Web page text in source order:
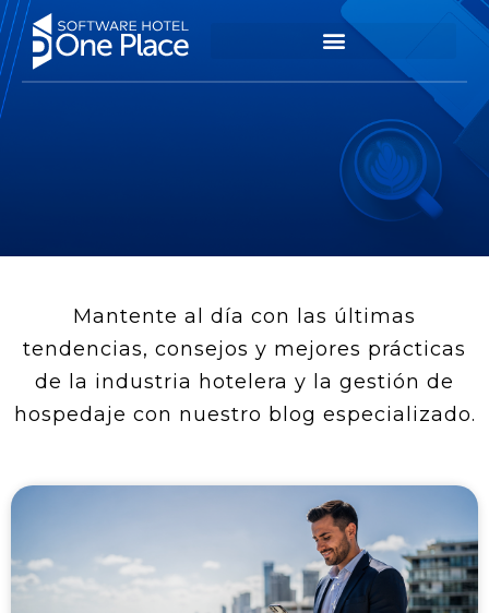
Mantente al día con las últimas
tendencias, consejos y mejores prácticas
de la industria hotelera y la gestión de
hospedaje con nuestro blog especializado.